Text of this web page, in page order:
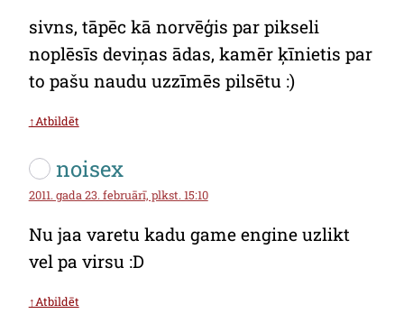
sivns, tāpēc kā norvēģis par pikseli
noplēsīs deviņas ādas, kamēr ķīnietis par
to pašu naudu uzzīmēs pilsētu :)
↑Atbildēt
noisex
2011. gada 23. februārī, plkst. 15:10
Nu jaa varetu kadu game engine uzlikt
vel pa virsu :D
↑Atbildēt